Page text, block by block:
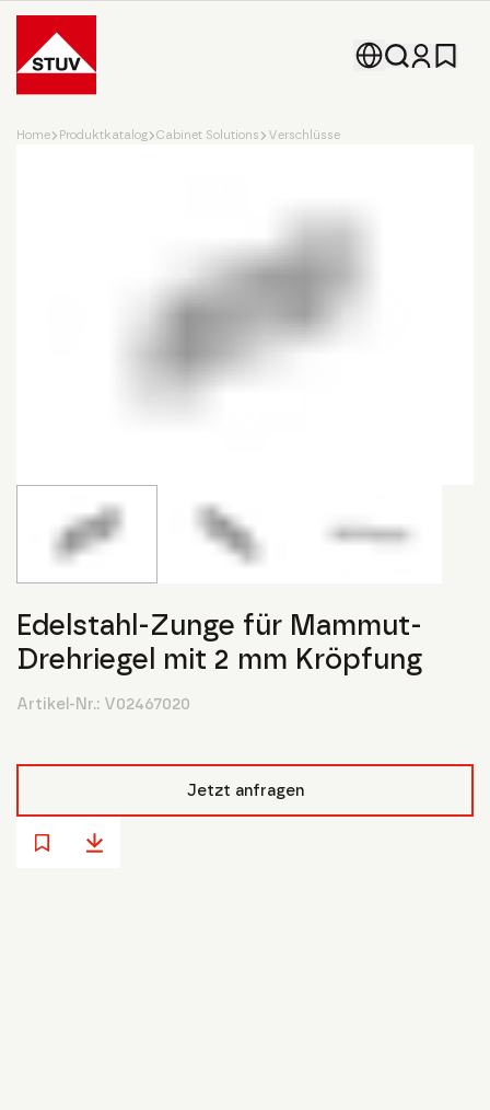
Go To the Homepage
Home Produktkatalog Cabinet Solutions Verschlüsse
Edelstahl-Zunge für Mammut-
Drehriegel mit 2 mm Kröpfung
Artikel-Nr.: V02467020
Jetzt anfragen